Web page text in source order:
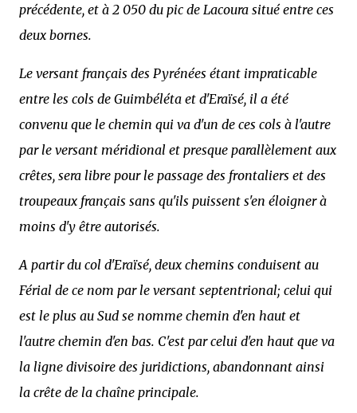
précédente, et à 2 050 du pic de Lacoura situé entre ces
deux bornes.
Le versant français des Pyrénées étant impraticable
entre les cols de Guimbéléta et d'Eraïsé, il a été
convenu que le chemin qui va d'un de ces cols à l'autre
par le versant méridional et presque parallèlement aux
crêtes, sera libre pour le passage des frontaliers et des
troupeaux français sans qu'ils puissent s'en éloigner à
moins d'y être autorisés.
A partir du col d'Eraïsé, deux chemins conduisent au
Férial de ce nom par le versant septentrional; celui qui
est le plus au Sud se nomme chemin d'en haut et
l'autre chemin d'en bas. C'est par celui d'en haut que va
la ligne divisoire des juridictions, abandonnant ainsi
la crête de la chaîne principale.